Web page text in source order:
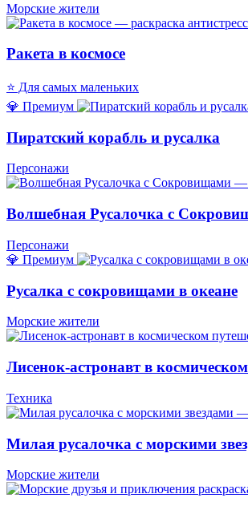
Морские жители
Ракета в космосе
⭐ Для самых маленьких
💎 Премиум
Пиратский корабль и русалка
Персонажи
Волшебная Русалочка с
Персонажи
💎 Премиум
Русалка с сокровищами в океане
Морские жители
Лисенок-астронавт в
Техника
Милая русалочка с морскими
Морские жители